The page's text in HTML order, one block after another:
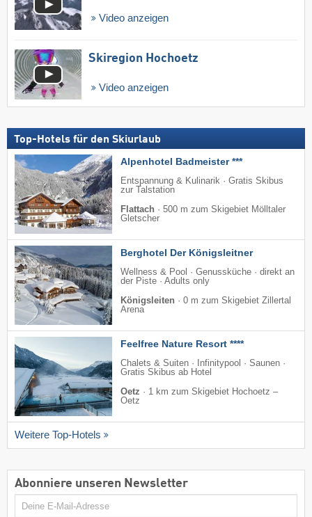
Video anzeigen
Skiregion Hochoetz
Video anzeigen
Top-Hotels für den Skiurlaub
Alpenhotel Badmeister ***
Entspannung & Kulinarik · Gratis Skibus
zur Talstation
Flattach · 500 m zum Skigebiet Mölltaler
Gletscher
Berghotel Der Königsleitner
Wellness & Pool · Genussküche · direkt an
der Piste · Adults only
Königsleiten · 0 m zum Skigebiet Zillertal
Arena
Feelfree Nature Resort ****
Chalets & Suiten · Infinitypool · Saunen ·
Gratis Skibus ab Hotel
Oetz · 1 km zum Skigebiet Hochoetz –
Oetz
Weitere Top-Hotels
Abonniere unseren Newsletter
E-